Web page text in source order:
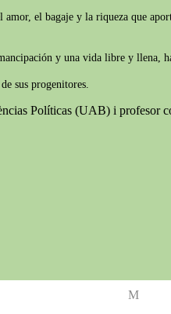
el bagaje y la riqueza que
y una vida libre y llena,
sus progenitores.
Políticas (UAB) i profesor
M